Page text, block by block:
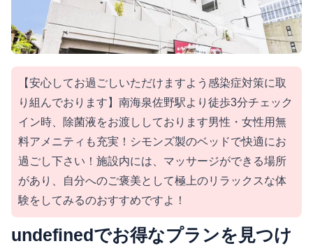
【安心してお過ごしいただけますよう感染症対策に取
り組んでおります】南海泉佐野駅より徒歩3分チェック
イン時、除菌液をお渡ししております男性・女性用無
料アメニティも充実！シモンズ製のベッドで快適にお
過ごし下さい！施設内には、マッサージができる場所
があり、自分へのご褒美として極上のリラックスな体
験をしてみるのおすすめですよ！
undefinedでお得なプランを見つけ